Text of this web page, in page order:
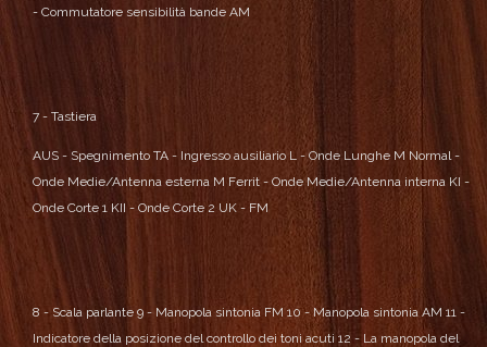
- Commutatore sensibilità bande AM
7 - Tastiera
AUS - Spegnimento TA - Ingresso ausiliario L - Onde Lunghe M Normal -
Onde Medie/Antenna esterna M Ferrit - Onde Medie/Antenna interna KI -
Onde Corte 1 KII - Onde Corte 2 UK - FM
8 - Scala parlante 9 - Manopola sintonia FM 10 - Manopola sintonia AM 11 -
Indicatore della posizione del controllo dei toni acuti 12 - La manopola del